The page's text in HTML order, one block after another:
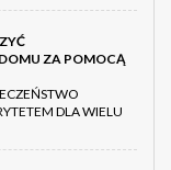
ZA POMOCĄ
DLA WIELU